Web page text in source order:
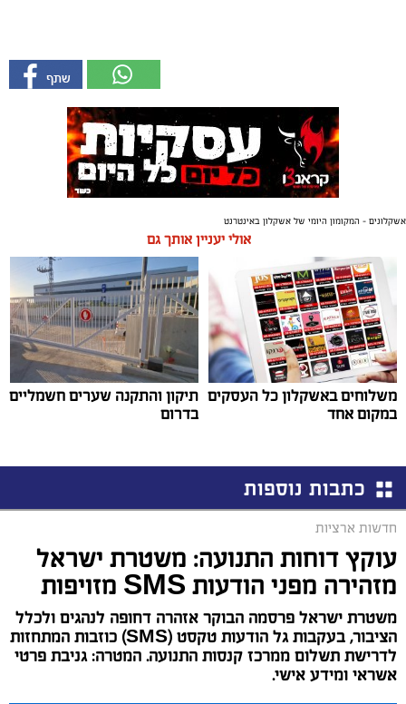
אשקלונים - המקומון היומי של אשקלון באינטרנט
אולי יעניין אותך גם
משלוחים באשקלון כל העסקים
במקום אחד
תיקון והתקנה שערים חשמליים
בדרום
כתבות נוספות
חדשות ארציות
עוקץ דוחות התנועה: משטרת ישראל
מזהירה מפני הודעות SMS מזויפות
משטרת ישראל פרסמה הבוקר אזהרה דחופה לנהגים ולכלל
הציבור, בעקבות גל הודעות טקסט (SMS) כוזבות המתחזות
לדרישת תשלום ממרכז קנסות התנועה. המטרה: גניבת פרטי
אשראי ומידע אישי.